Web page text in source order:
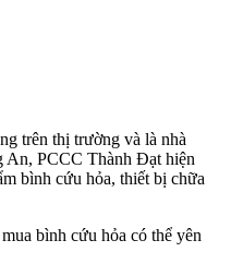
trên thị trường và là nhà
An, PCCC Thành Đạt hiện
bình cứu hỏa, thiết bị chữa
bình cứu hỏa có thể yên